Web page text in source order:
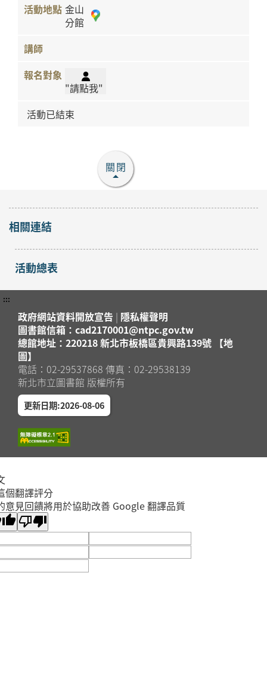
金山
分館
"請點我"
活動已結束
關閉
相關連結
活動總表
:::
政府網站資料開放宣告 | 隱私權聲明
圖書館信箱：cad2170001@ntpc.gov.tw
總館地址：220218 新北市板橋區貴興路139號 【地
圖】
電話：02-29537868 傳真：02-29538139
新北市立圖書館 版權所有
更新日期:2026-08-06
個翻譯評分
意見回饋將用於協助改善 Google 翻譯品質